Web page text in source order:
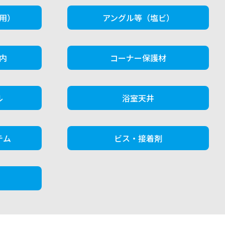
アングル等（塩ビ）
コーナー保護材
浴室天井
ム ビス・接着剤